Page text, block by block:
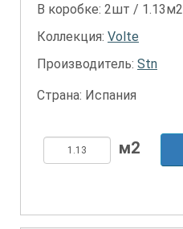
В коробке: 2шт / 1.13м2
Коллекция: Volte
Производитель: Stn
Страна: Испания